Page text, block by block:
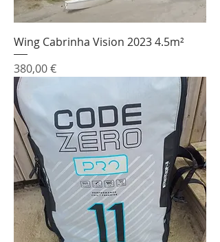
Wing Cabrinha Vision 2023 4.5m²
Prix
380,00 €